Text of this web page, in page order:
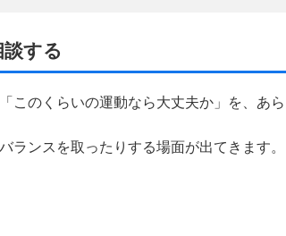
する
このくらいの運動なら大丈夫か」を、あら
ランスを取ったりする場面が出てきます。